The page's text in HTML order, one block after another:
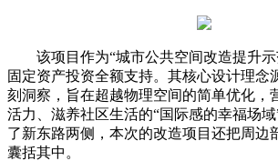
该项目作为“城市公共空间改造提升
固定资产投资全额支持。其核心设计理念
刻洞察，旨在超越物理空间的简单优化，
活力、滋养社区生活的“国际感的幸福场
了新东路两侧，本次的改造项目还把周边
囊括其中。